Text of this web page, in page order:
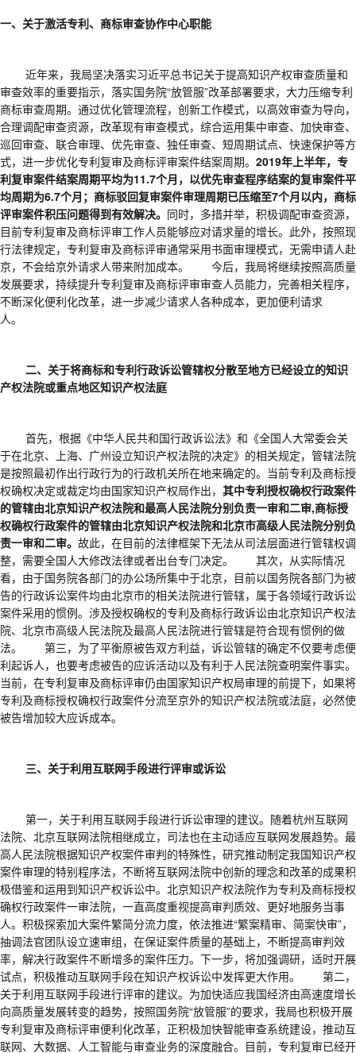
一、关于激活专利、商标审查协作中心职能
近年来，我局坚决落实习近平总书记关于提高知识产权审查质量和
审查效率的重要指示，落实国务院“放管服”改革部署要求，大力压缩专利
商标审查周期。通过优化管理流程，创新工作模式，以高效审查为导向，
合理调配审查资源，改革现有审查模式，综合运用集中审查、加快审查、
巡回审查、联合审理、优先审查、独任审查、短周期试点、快速保护等方
式，进一步优化专利复审及商标评审案件结案周期。 2019年上半年，专
利复审案件结案周期平均为11.7个月，以优先审查程序结案的复审案件平
均周期为6.7个月；商标驳回复审案件审理周期已压缩至7个月以内，商标
评审案件积压问题得到有效解决。 同时，多措并举，积极调配审查资源，
目前专利复审及商标评审工作人员能够应对请求量的增长。此外，按照现
行法律规定，专利复审及商标评审通常采用书面审理模式，无需申请人赴
京，不会给京外请求人带来附加成本。 今后，我局将继续按照高质量
发展要求，持续提升专利复审及商标评审审查人员能力，完善相关程序，
不断深化便利化改革，进一步减少请求人各种成本，更加便利请求
人。
二、关于将商标和专利行政诉讼管辖权分散至地方已经设立的知识
产权法院或重点地区知识产权法庭
首先，根据《中华人民共和国行政诉讼法》和《全国人大常委会关
于在北京、上海、广州设立知识产权法院的决定》的相关规定，管辖法院
是按照最初作出行政行为的行政机关所在地来确定的。当前专利及商标授
权确权决定或裁定均由国家知识产权局作出， 其中专利授权确权行政案件
的管辖由北京知识产权法院和最高人民法院分别负责一审和二审,商标授
权确权行政案件的管辖由北京知识产权法院和北京市高级人民法院分别负
责一审和二审。 故此，在目前的法律框架下无法从司法层面进行管辖权调
整，需要全国人大修改法律或者出台专门决定。 其次，从实际情况
看，由于国务院各部门的办公场所集中于北京，目前以国务院各部门为被
告的行政诉讼案件均由北京市的相关法院进行管辖，属于各领域行政诉讼
案件采用的惯例。涉及授权确权的专利及商标行政诉讼由北京知识产权法
院、北京市高级人民法院及最高人民法院进行管辖是符合现有惯例的做
法。 第三，为了平衡原被告双方利益，诉讼管辖的确定不仅要考虑便
利起诉人，也要考虑被告的应诉活动以及有利于人民法院查明案件事实。
当前，在专利复审及商标评审仍由国家知识产权局审理的前提下，如果将
专利及商标授权确权行政案件分流至京外的知识产权法院或法庭，必然使
被告增加较大应诉成本。
三、关于利用互联网手段进行评审或诉讼
第一，关于利用互联网手段进行诉讼审理的建议。随着杭州互联网
法院、北京互联网法院相继成立，司法也在主动适应互联网发展趋势。最
高人民法院根据知识产权案件审判的特殊性，研究推动制定我国知识产权
案件审理的特别程序法，不断将互联网法院中创新的理念和改革的成果积
极借鉴和运用到知识产权诉讼中。北京知识产权法院作为专利及商标授权
确权行政案件一审法院，一直高度重视提高审判质效、更好地服务当事
人。积极探索加大案件繁简分流力度，依法推进“繁案精审、简案快审”，
抽调法官团队设立速审组，在保证案件质量的基础上，不断提高审判效
率，解决行政案件不断增多的案件压力。下一步，将加强调研，适时开展
试点，积极推动互联网手段在知识产权诉讼中发挥更大作用。 第二，
关于利用互联网手段进行评审的建议。为加快适应我国经济由高速度增长
向高质量发展转变的趋势，按照国务院“放管服”的要求，我局也积极开展
专利复审及商标评审便利化改革，正积极加快智能审查系统建设，推动互
联网、大数据、人工智能与审查业务的深度融合。目前，专利复审已经开